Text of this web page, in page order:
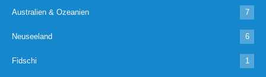
Australien & Ozeanien 7
Neuseeland 6
Fidschi 1